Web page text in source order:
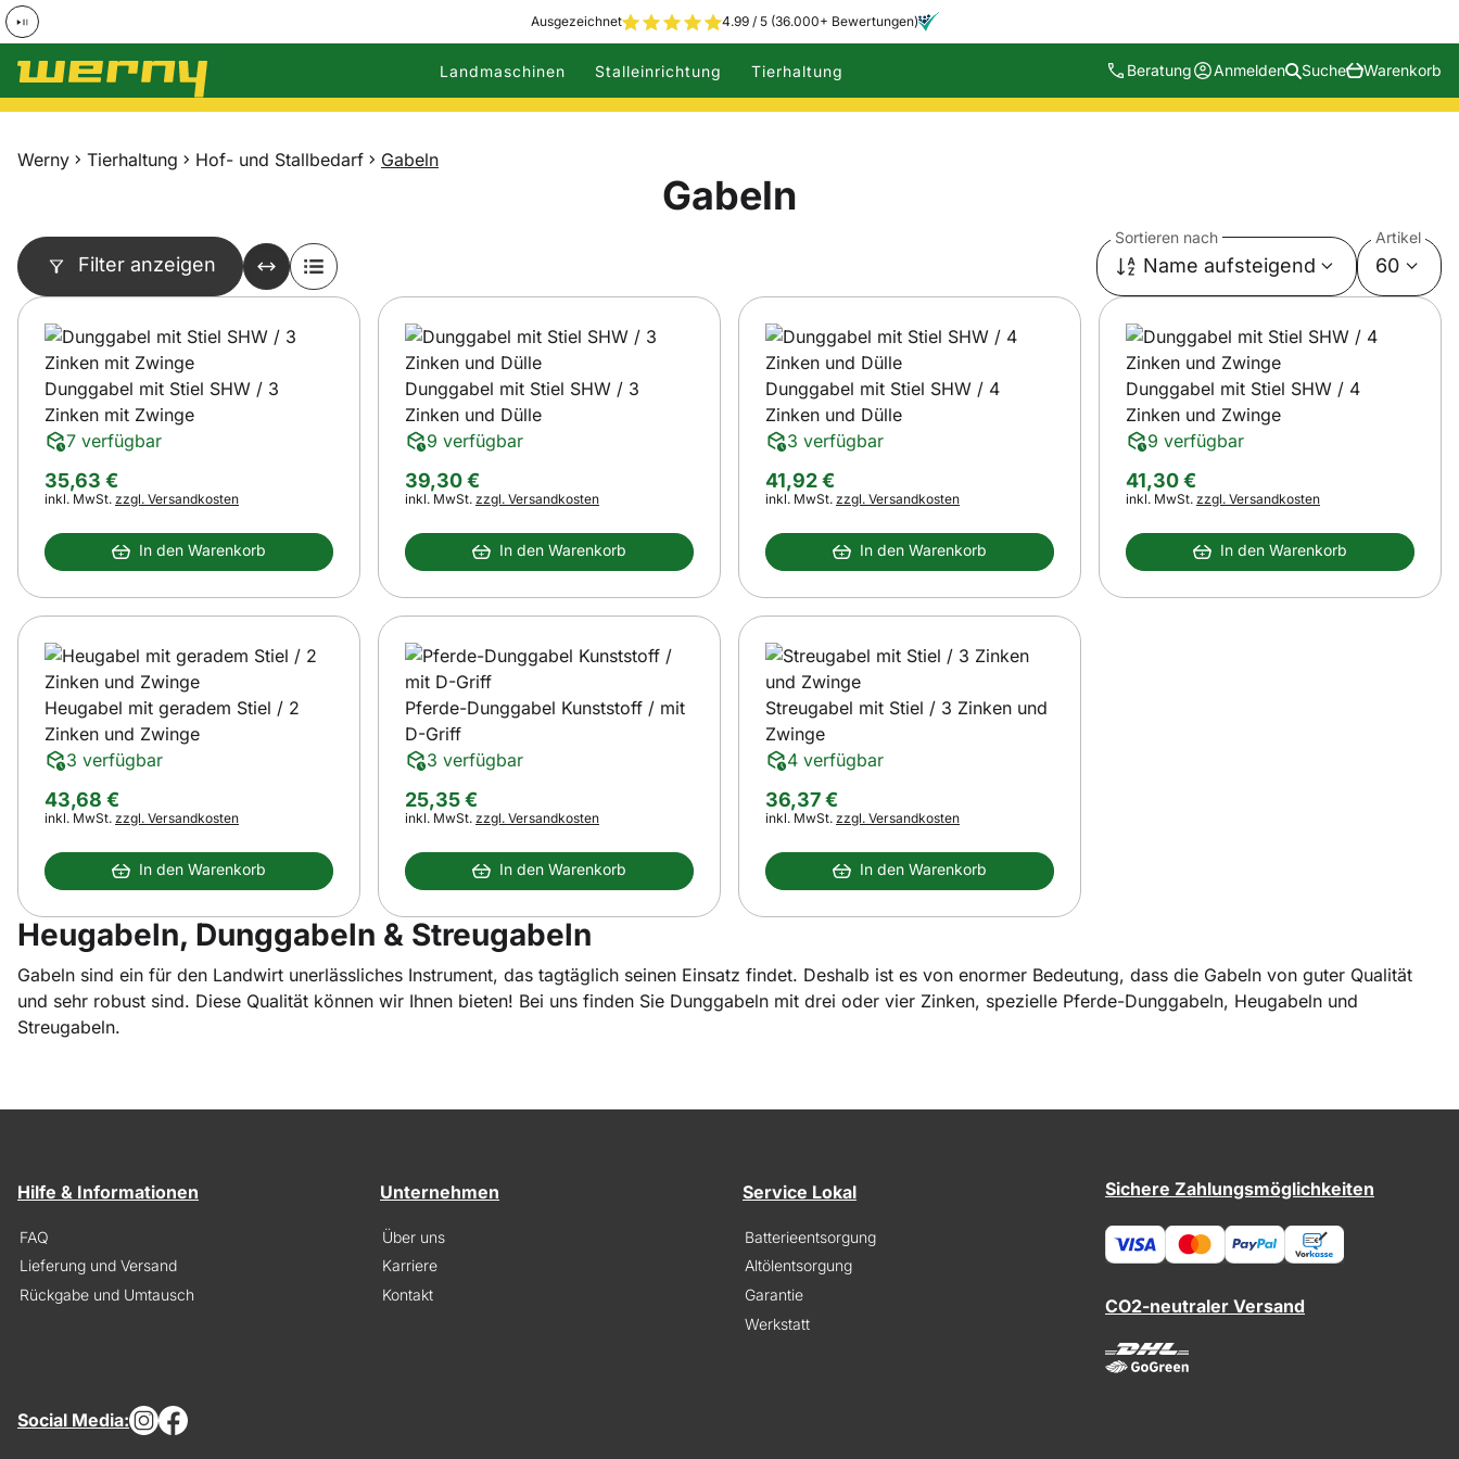
Ausgezeichnet 4.99 / 5 (36.000+ Bewertungen)
Zum Hauptinhalt springen
Landmaschinen Stalleinrichtung Tierhaltung Beratung Anmelden Suche Warenkorb
Werny Tierhaltung Hof- und Stallbedarf Gabeln
Gabeln
Filter anzeigen
Sortieren nach
Name aufsteigend
Artikel
60
Dunggabel mit Stiel SHW / 3
Zinken mit Zwinge
7 verfügbar
35,63 €
Steuerhinweis:
inkl. MwSt. zzgl. Versandkosten
In den Warenkorb
Dunggabel mit Stiel SHW / 3
Zinken und Dülle
9 verfügbar
39,30€
Steuerhinweis:
inkl. MwSt. zzgl. Versandkosten
In den Warenkorb
Dunggabel mit Stiel SHW / 4
Zinken und Dülle
3 verfügbar
41,92€
Steuerhinweis:
inkl. MwSt. zzgl. Versandkosten
In den Warenkorb
Dunggabel mit Stiel SHW / 4
Zinken und Zwinge
9 verfügbar
41,30€
Steuerhinweis:
inkl. MwSt. zzgl. Versandkosten
In den Warenkorb
Heugabel mit geradem Stiel / 2
Zinken und Zwinge
3 verfügbar
43,68 €
Steuerhinweis:
inkl. MwSt. zzgl. Versandkosten
In den Warenkorb
Pferde-Dunggabel Kunststoff / mit
D-Griff
3 verfügbar
25,35€
Steuerhinweis:
inkl. MwSt. zzgl. Versandkosten
In den Warenkorb
Streugabel mit Stiel / 3 Zinken und
Zwinge
4 verfügbar
36,37€
Steuerhinweis:
inkl. MwSt. zzgl. Versandkosten
In den Warenkorb
Heugabeln, Dunggabeln & Streugabeln
Gabeln sind ein für den Landwirt unerlässliches Instrument, das tagtäglich seinen Einsatz findet. Deshalb ist es von enormer Bedeutung, dass die Gabeln von guter Qualität
und sehr robust sind. Diese Qualität können wir Ihnen bieten! Bei uns finden Sie Dunggabeln mit drei oder vier Zinken, spezielle Pferde-Dunggabeln, Heugabeln und
Streugabeln.
Hilfe & Informationen
FAQ
Lieferung und Versand
Rückgabe und Umtausch
Unternehmen
Über uns
Karriere
Kontakt
Service Lokal
Batterieentsorgung
Altölentsorgung
Garantie
Werkstatt
Sichere Zahlungsmöglichkeiten
CO2-neutraler Versand
Social Media: